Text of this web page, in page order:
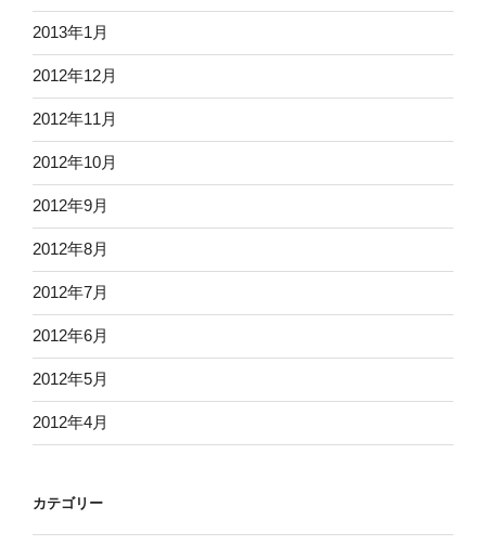
2013年1月
2012年12月
2012年11月
2012年10月
2012年9月
2012年8月
2012年7月
2012年6月
2012年5月
2012年4月
カテゴリー